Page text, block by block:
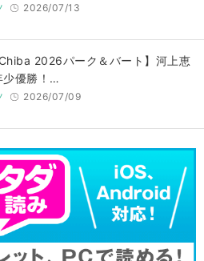
2026/07/13
Chiba 2026パーク＆バート】河上恵
少優勝！…
2026/07/09